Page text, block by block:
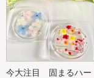
今大注目 固まるハー